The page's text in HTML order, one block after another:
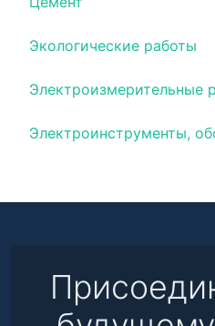
Экологические работы
Электроизмерительные
Электроинструменты,